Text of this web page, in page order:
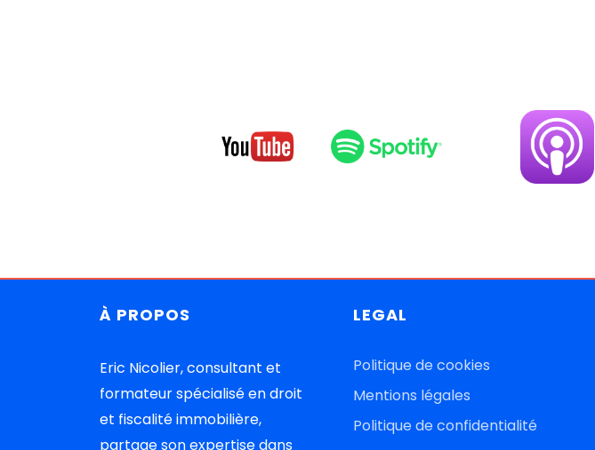
À PROPOS
Eric Nicolier, consultant et
formateur spécialisé en droit
et fiscalité immobilière,
partage son expertise dans
LEGAL
Politique de cookies
Mentions légales
Politique de confidentialité